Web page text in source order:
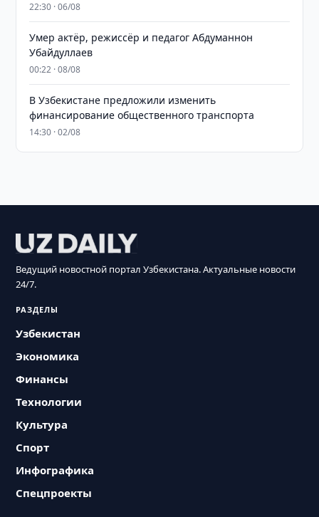
22:30 · 06/08
Умер актёр, режиссёр и педагог Абдуманнон
Убайдуллаев
00:22 · 08/08
В Узбекистане предложили изменить
финансирование общественного транспорта
14:30 · 02/08
Ведущий новостной портал Узбекистана. Актуальные новости
24/7.
РАЗДЕЛЫ
Узбекистан
Экономика
Финансы
Технологии
Культура
Спорт
Инфографика
Спецпроекты